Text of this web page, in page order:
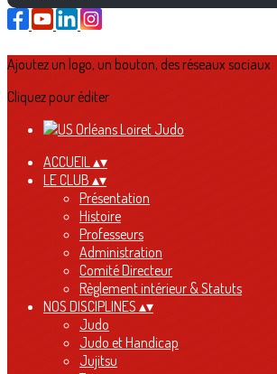
Ajoutez un logo, un bouton, des réseaux sociaux
Cliquez pour éditer
ACCUEIL▴▾
LE CLUB ▴▾
Présentation
Histoire
Professeurs
Administration
Comité Directeur
Règlement intérieur & Statuts
NOS DISCIPLINES ▴▾
Judo
Judo et Handicap
Jujitsu